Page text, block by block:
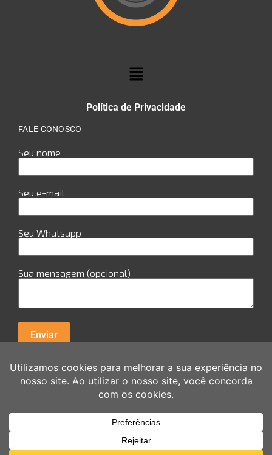
Política de Privacidade
FALE CONOSCO
Seu nome
Seu e-mail
Seu Whatsapp
Sua mensagem (opcional)
R. Cuiabá, 978 - Sala 29 - Candeias - Jaboatão dos
Guararapes Av. Guararpes, 154 - sala 0111 - Santo
Amaro - Recife
Copyright © 2026 Akilli Brasil | Criado por Akilli Brasil